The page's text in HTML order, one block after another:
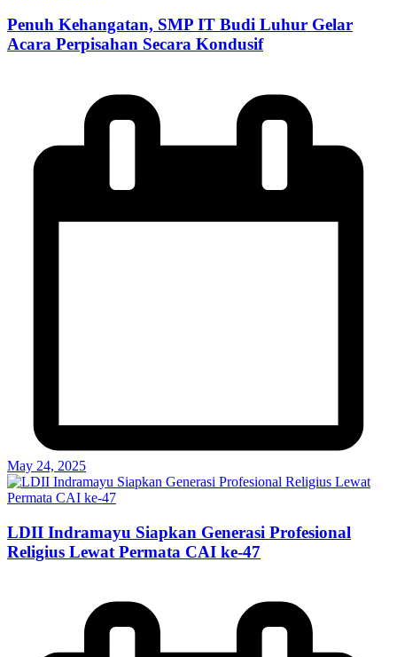
Penuh Kehangatan, SMP IT Budi Luhur Gelar
Acara Perpisahan Secara Kondusif
May 24, 2025
LDII Indramayu Siapkan Generasi Profesional
Religius Lewat Permata CAI ke-47